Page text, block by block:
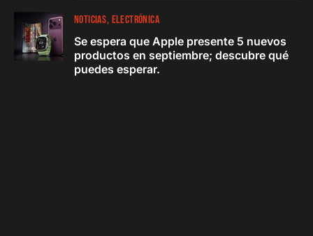
NOTICIAS ELECTRÓNICA
Se espera que Apple presente 5 nuevos
productos en septiembre; descubre qué
puedes esperar.